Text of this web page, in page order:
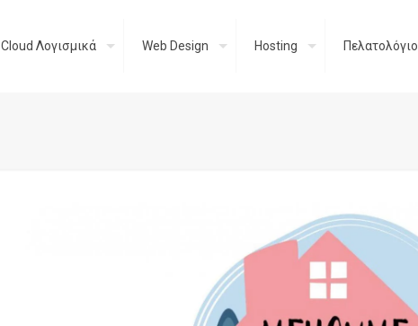
Cloud Λογισμικά Web Design Hosting Πελατολόγιο